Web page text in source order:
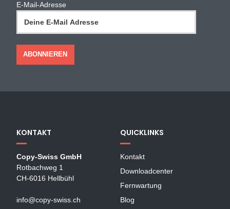
E-Mail-Adresse
KONTAKT
Copy-Swiss GmbH
Rotbachweg 1
CH-6016 Hellbühl
info@copy-swiss.ch
QUICKLINKS
Kontakt
Downloadcenter
Fernwartung
Blog